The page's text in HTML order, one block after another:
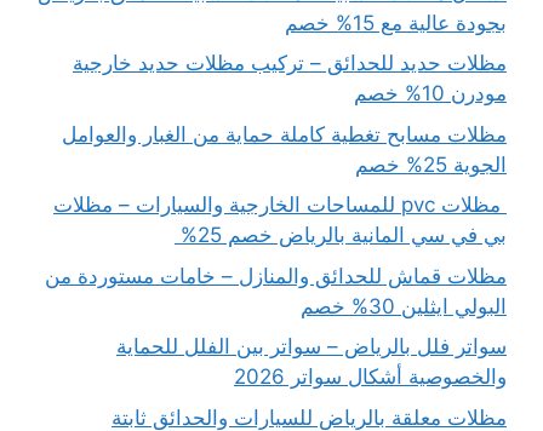
بجودة عالية مع 15% خصم
مظلات حديد للحدائق – تركيب مظلات حديد خارجية
مودرن 10% خصم
مظلات مسابح تغطية كاملة حماية من الغبار والعوامل
الجوية 25% خصم
مظلات pvc للمساحات الخارجية والسيارات – مظلات
بي في سي المانية بالرياض خصم 25%
مظلات قماش للحدائق والمنازل – خامات مستوردة من
البولي ايثلين 30% خصم
سواتر فلل بالرياض – سواتر بين الفلل للحماية
والخصوصية أشكال سواتر 2026
مظلات معلقة بالرياض للسيارات والحدائق ثابتة